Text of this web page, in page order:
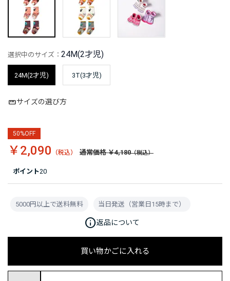
ポイント20
選択中のサイズ： 24M(2才児)
24M(2才児) 3T(3才児)
サイズの選び方
50%OFF
￥2,090 通常価格 ￥4,180
買い物かごに入れる
5000円以上で送料無料 当日発送（営業日15時まで）
info返品について